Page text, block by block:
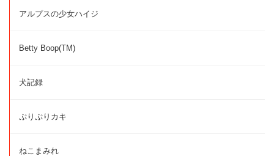
アルプスの少女ハイジ
Betty Boop(TM)
犬記録
ぷりぷりカキ
ねこまみれ